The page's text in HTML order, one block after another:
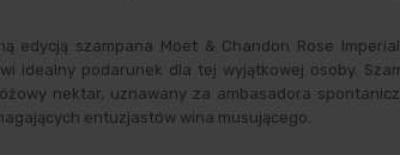
edycją szampana Moet & Chandon Rose
podarunek dla tej wyjątkowej osoby.
nektar, uznawany za ambasadora
entuzjastów wina musującego.